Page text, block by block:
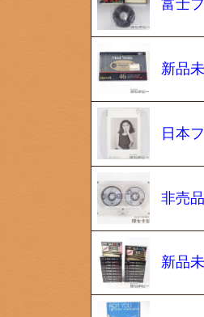
富士
新品
日本
非売
新品